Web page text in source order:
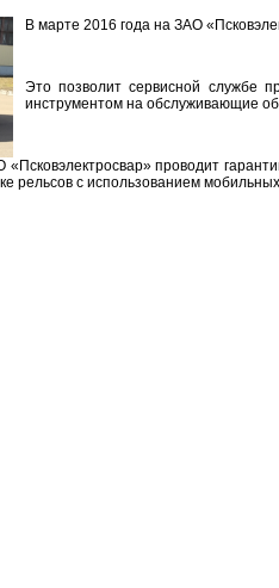
В марте 2016 года на ЗАО
Это позволит сервисной службе
инструментом на обслуживающие
проводит
рельсов с использованием